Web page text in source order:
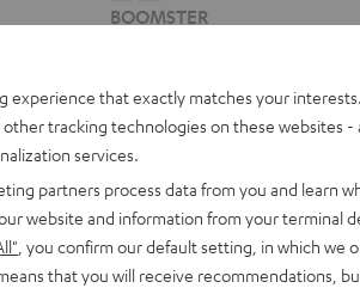
NightSand
BOOMSTER
369,99€
experience that exactly matches your
tracking technologies on these websites -
services.
partners process data from you and learn
website and information from your terminal
, you confirm our default setting, in which we
that you will receive recommendations,